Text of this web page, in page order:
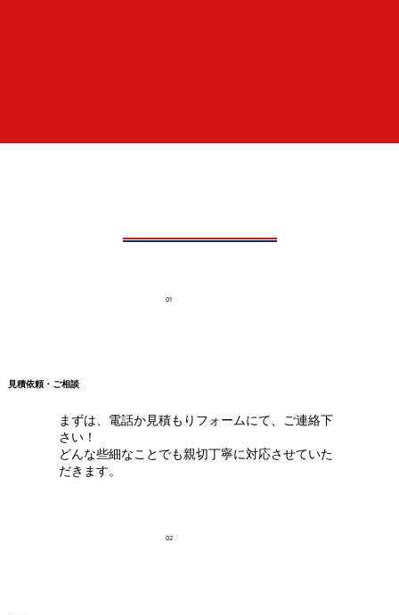
01
まずは、電話か見積もりフォームにて、ご連絡下
さい！
どんな些細なことでも親切丁寧に対応させていた
だきます。
見積依頼・ご相談
02